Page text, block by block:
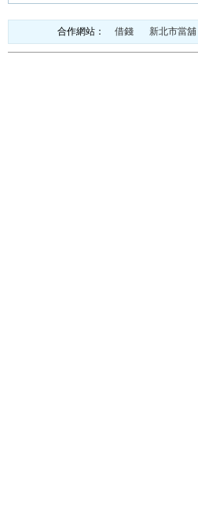
合作網站： 借錢 新北市當舖